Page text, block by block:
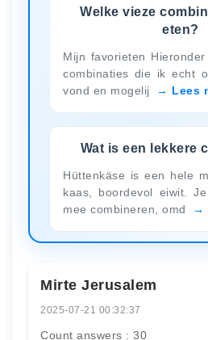
Welke vieze
eten?
Mijn favorieten
combinaties die ik echt
vond en mogelij
Lees
Wat is een lekkere
Hüttenkäse is een hele
kaas, boordevol eiwit.
mee combineren, omd
Mirte Jerusalem
2025-07-21 00:32:37
Count answers : 30